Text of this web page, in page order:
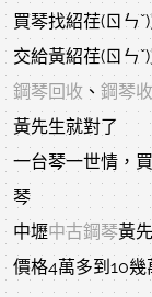
買琴找紹荏(ㄖㄣ
交給黃紹荏(ㄖㄣ
鋼琴回收 、 鋼琴
黃先生就對了
一台琴一世情，
琴
中壢中古鋼琴黃
價格4萬多到10